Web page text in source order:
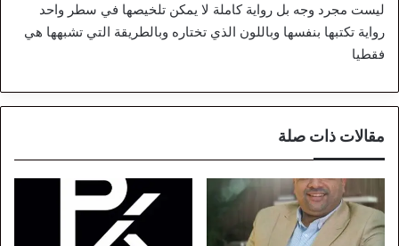
ليست مجرد وجه بل رواية كاملة لا يمكن تلخيصها في سطر واحد
رواية تكتبها بنفسها وباللون الذي تختاره وبالطريقة التي تشبهها هي
فقطيا
مقالات ذات صلة